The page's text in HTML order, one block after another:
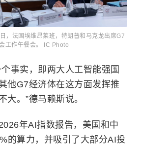
，法国埃维昂莱班，特朗普和马克龙出席G7
工作午餐会。 IC Photo
事实，即两大人工智能强国
他G7经济体在这方面发挥推
大。”德马赖斯说。
年AI指数报告，美国和中
的算力，并吸引了大部分AI投